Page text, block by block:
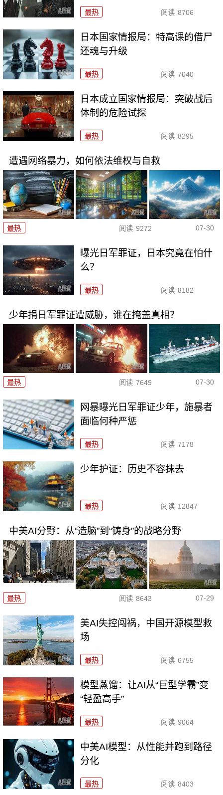
最热 阅读 8706
日本国家情报局：特高课的借尸
还魂与升级
最热 阅读 7040
日本成立国家情报局：突破战后
体制的危险试探
最热 阅读 8295
遭遇网络暴力，如何依法维权与自救
最热 阅读 9272 07-30
曝光日军罪证，日本究竟在怕什
么？
最热 阅读 8182
少年捐日军罪证遭威胁，谁在掩盖真相？
最热 阅读 7649 07-30
网暴曝光日军罪证少年，施暴者
面临何种严惩
最热 阅读 7178
少年护证：历史不容抹去
最热 阅读 12847
中美AI分野：从“造脑”到“铸身”的战略分野
最热 阅读 8643 07-29
美AI失控闯祸，中国开源模型救
场
最热 阅读 6755
模型蒸馏：让AI从“巨型学霸”变
“轻盈高手”
最热 阅读 9064
中美AI模型：从性能并跑到路径
分化
最热 阅读 8403